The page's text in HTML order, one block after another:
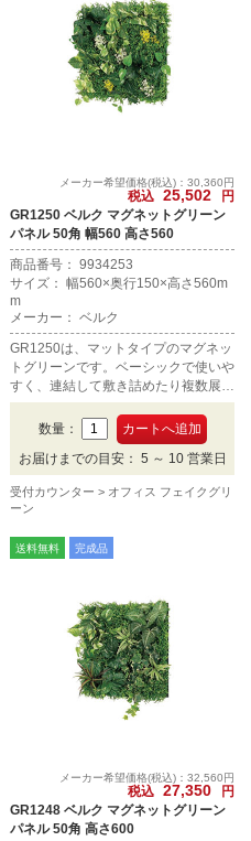
メーカー希望価格(税込)：30,360円
税込 25,502
円
GR1250 ベルク マグネットグリーン
パネル 50角 幅560 高さ560
商品番号： 9934253
サイズ： 幅560×奥行150×高さ560m
m
メーカー： ベルク
GR1250は、マットタイプのマグネッ
トグリーンです。ベーシックで使いや
すく、連結して敷き詰めたり複数展示
がおすすめです。
数量：
お届けまでの目安： 5 ～ 10 営業日
受付カウンター
オフィス フェイクグリ
ーン
送料無料 完成品
メーカー希望価格(税込)：32,560円
税込 27,350
円
GR1248 ベルク マグネットグリーン
パネル 50角 高さ600